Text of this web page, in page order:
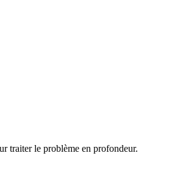
traiter le problème en profondeur.